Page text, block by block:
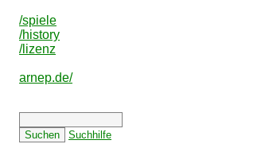
/spiele
/history
/lizenz
arnep.de/
Suchhilfe